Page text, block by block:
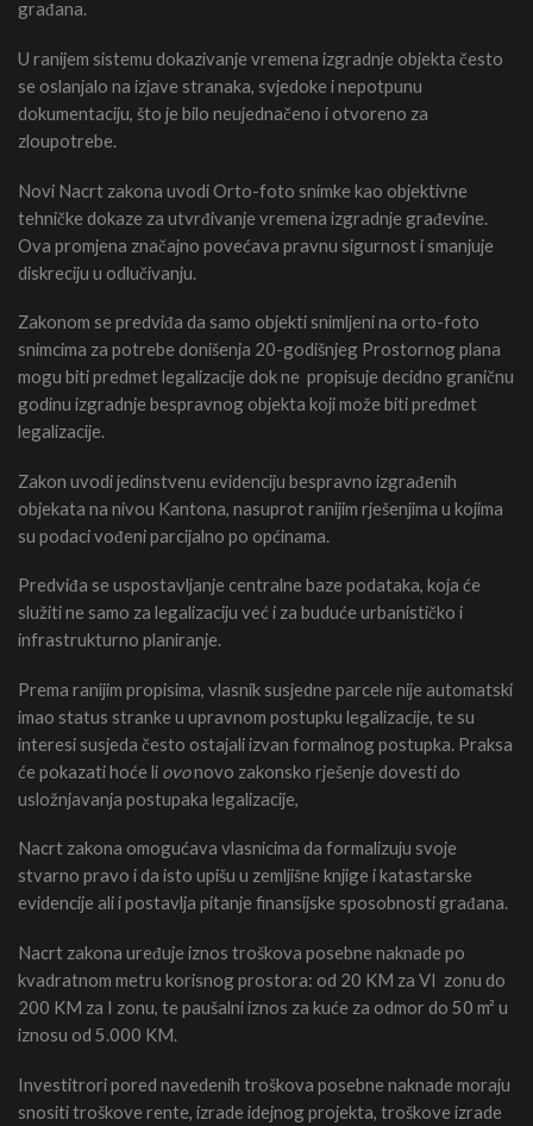
građana.
U ranijem sistemu dokazivanje vremena izgradnje objekta često
se oslanjalo na izjave stranaka, svjedoke i nepotpunu
dokumentaciju, što je bilo neujednačeno i otvoreno za
zloupotrebe.
Novi Nacrt zakona uvodi Orto-foto snimke kao objektivne
tehničke dokaze za utvrđivanje vremena izgradnje građevine.
Ova promjena značajno povećava pravnu sigurnost i smanjuje
diskreciju u odlučivanju.
Zakonom se predviđa da samo objekti snimljeni na orto-foto
snimcima za potrebe donišenja 20-godišnjeg Prostornog plana
mogu biti predmet legalizacije dok ne propisuje decidno graničnu
godinu izgradnje bespravnog objekta koji može biti predmet
legalizacije.
Zakon uvodi jedinstvenu evidenciju bespravno izgrađenih
objekata na nivou Kantona, nasuprot ranijim rješenjima u kojima
su podaci vođeni parcijalno po općinama.
Predviđa se uspostavljanje centralne baze podataka, koja će
služiti ne samo za legalizaciju već i za buduće urbanističko i
infrastrukturno planiranje.
Prema ranijim propisima, vlasnik susjedne parcele nije automatski
imao status stranke u upravnom postupku legalizacije, te su
interesi susjeda često ostajali izvan formalnog postupka. Praksa
će pokazati hoće li ovonovo zakonsko rješenje dovesti do
usložnjavanja postupaka legalizacije,
Nacrt zakona omogućava vlasnicima da formalizuju svoje
stvarno pravo i da isto upišu u zemljišne knjige i katastarske
evidencije ali i postavlja pitanje finansijske sposobnosti građana.
Nacrt zakona uređuje iznos troškova posebne naknade po
kvadratnom metru korisnog prostora: od 20 KM za VI zonu do
200 KM za I zonu, te paušalni iznos za kuće za odmor do 50 m² u
iznosu od 5.000 KM.
Investitrori pored navedenih troškova posebne naknade moraju
snositi troškove rente, izrade idejnog projekta, troškove izrade